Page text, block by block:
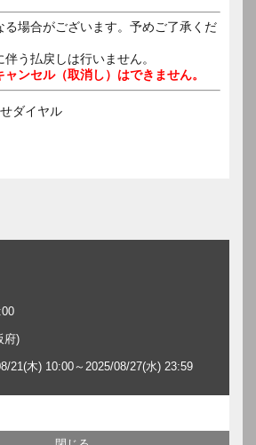
る場合がございます。予めご了承くだ
伴う払戻しは行いません。
ャンセル（取消し）はできません。
ダイヤル
府)
21(木) 10:00～2025/08/27(水) 23:59